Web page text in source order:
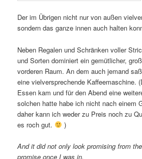
Der im Übrigen nicht nur von außen
sondern das ganze innen auch halten
Neben Regalen und Schränken voller
und Sorten dominiert ein gemütlicher,
vorderen Raum. An dem auch jemand
eine vielversprechende Kaffeemaschine.
Essen kam und für den Abend eine
solchen hatte habe ich nicht nach einem
daher kann ich weder zu Preis noch zu
es roch gut.
)
And it did not only look promising from
promise once I was in.